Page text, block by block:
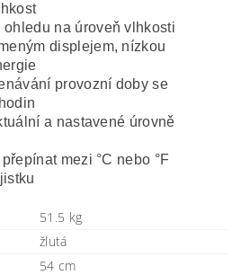
na úroveň vlhkosti
displejem, nízkou
provozní doby se
a nastavené úrovně
mezi °C nebo °F
51.5 kg
žlutá
54 cm